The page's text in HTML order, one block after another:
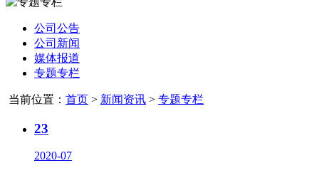
公司公告
公司新闻
媒体报道
专题专栏
当前位置： 首页 > 新闻资讯 > 专题专栏
23
2020-07